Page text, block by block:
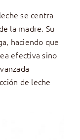
se centra
la madre. Su
haciendo que
efectiva sino
de leche